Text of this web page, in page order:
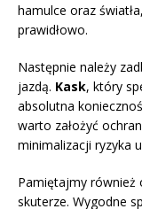
hamulce oraz
prawidłowo.
Następnie należy
jazdą. Kask, który
absolutna
warto założyć
minimalizacji ryzyka
Pamiętajmy również
skuterze. Wygodne